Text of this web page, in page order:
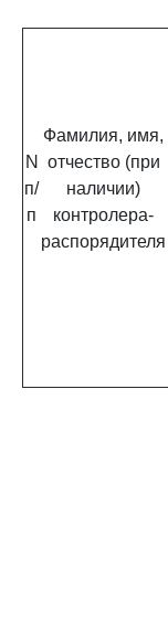
N
п/
п
Фамилия, имя,
отчество (при
наличии)
контролера-
распорядителя